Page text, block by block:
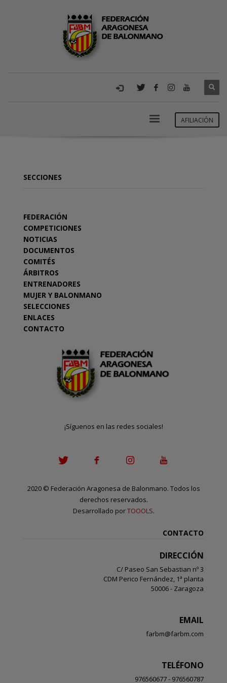
AFILIACIÓN
SECCIONES
FEDERACIÓN
COMPETICIONES
NOTICIAS
DOCUMENTOS
COMITÉS
ÁRBITROS
ENTRENADORES
MUJER Y BALONMANO
SELECCIONES
ENLACES
CONTACTO
¡Síguenos en las redes sociales!
2020 © Federación Aragonesa de Balonmano. Todos los
derechos reservados.
Desarrollado porTOOOLS.
CONTACTO
DIRECCIÓN
C/ Paseo San Sebastian nº 3
CDM Perico Fernández, 1ª planta
50006 - Zaragoza
EMAIL
farbm@farbm.com
TELÉFONO
976560677 - 976560787